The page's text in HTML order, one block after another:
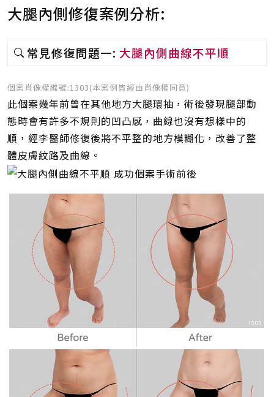
大腿內側修復案例分析:
常見修復問題一: 大腿內側曲線不平順
個案肖像權編號:1303(本案例皆經由肖像權同意)
此個案幾年前曾在其他地方大腿環抽，術後發現腿部動
態時會有許多不規則的凹凸感，曲線也沒有想樣中的
順，經李醫師修復後將不平整的地方模糊化，改善了整
體皮膚紋路及曲線。